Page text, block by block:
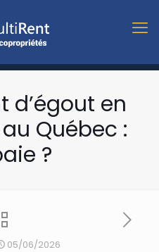
d’égout en
Québec :
?
05/06/2026